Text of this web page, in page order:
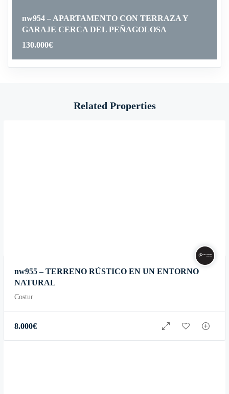
nw954 – APARTAMENTO CON TERRAZA Y
GARAJE CERCA DEL PEÑAGOLOSA
130.000€
Related Properties
nw955 – TERRENO RÚSTICO EN UN ENTORNO
NATURAL
Costur
8.000€